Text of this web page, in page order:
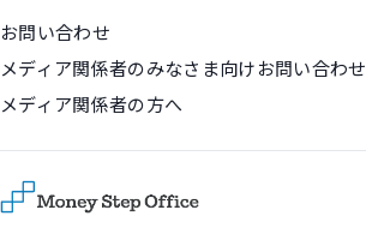
お問い合わせ
メディア関係者のみなさま向けお問い合わせ
メディア関係者の方へ